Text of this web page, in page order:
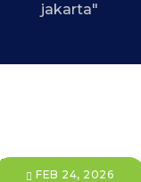
jakarta"
FEB 24, 2026